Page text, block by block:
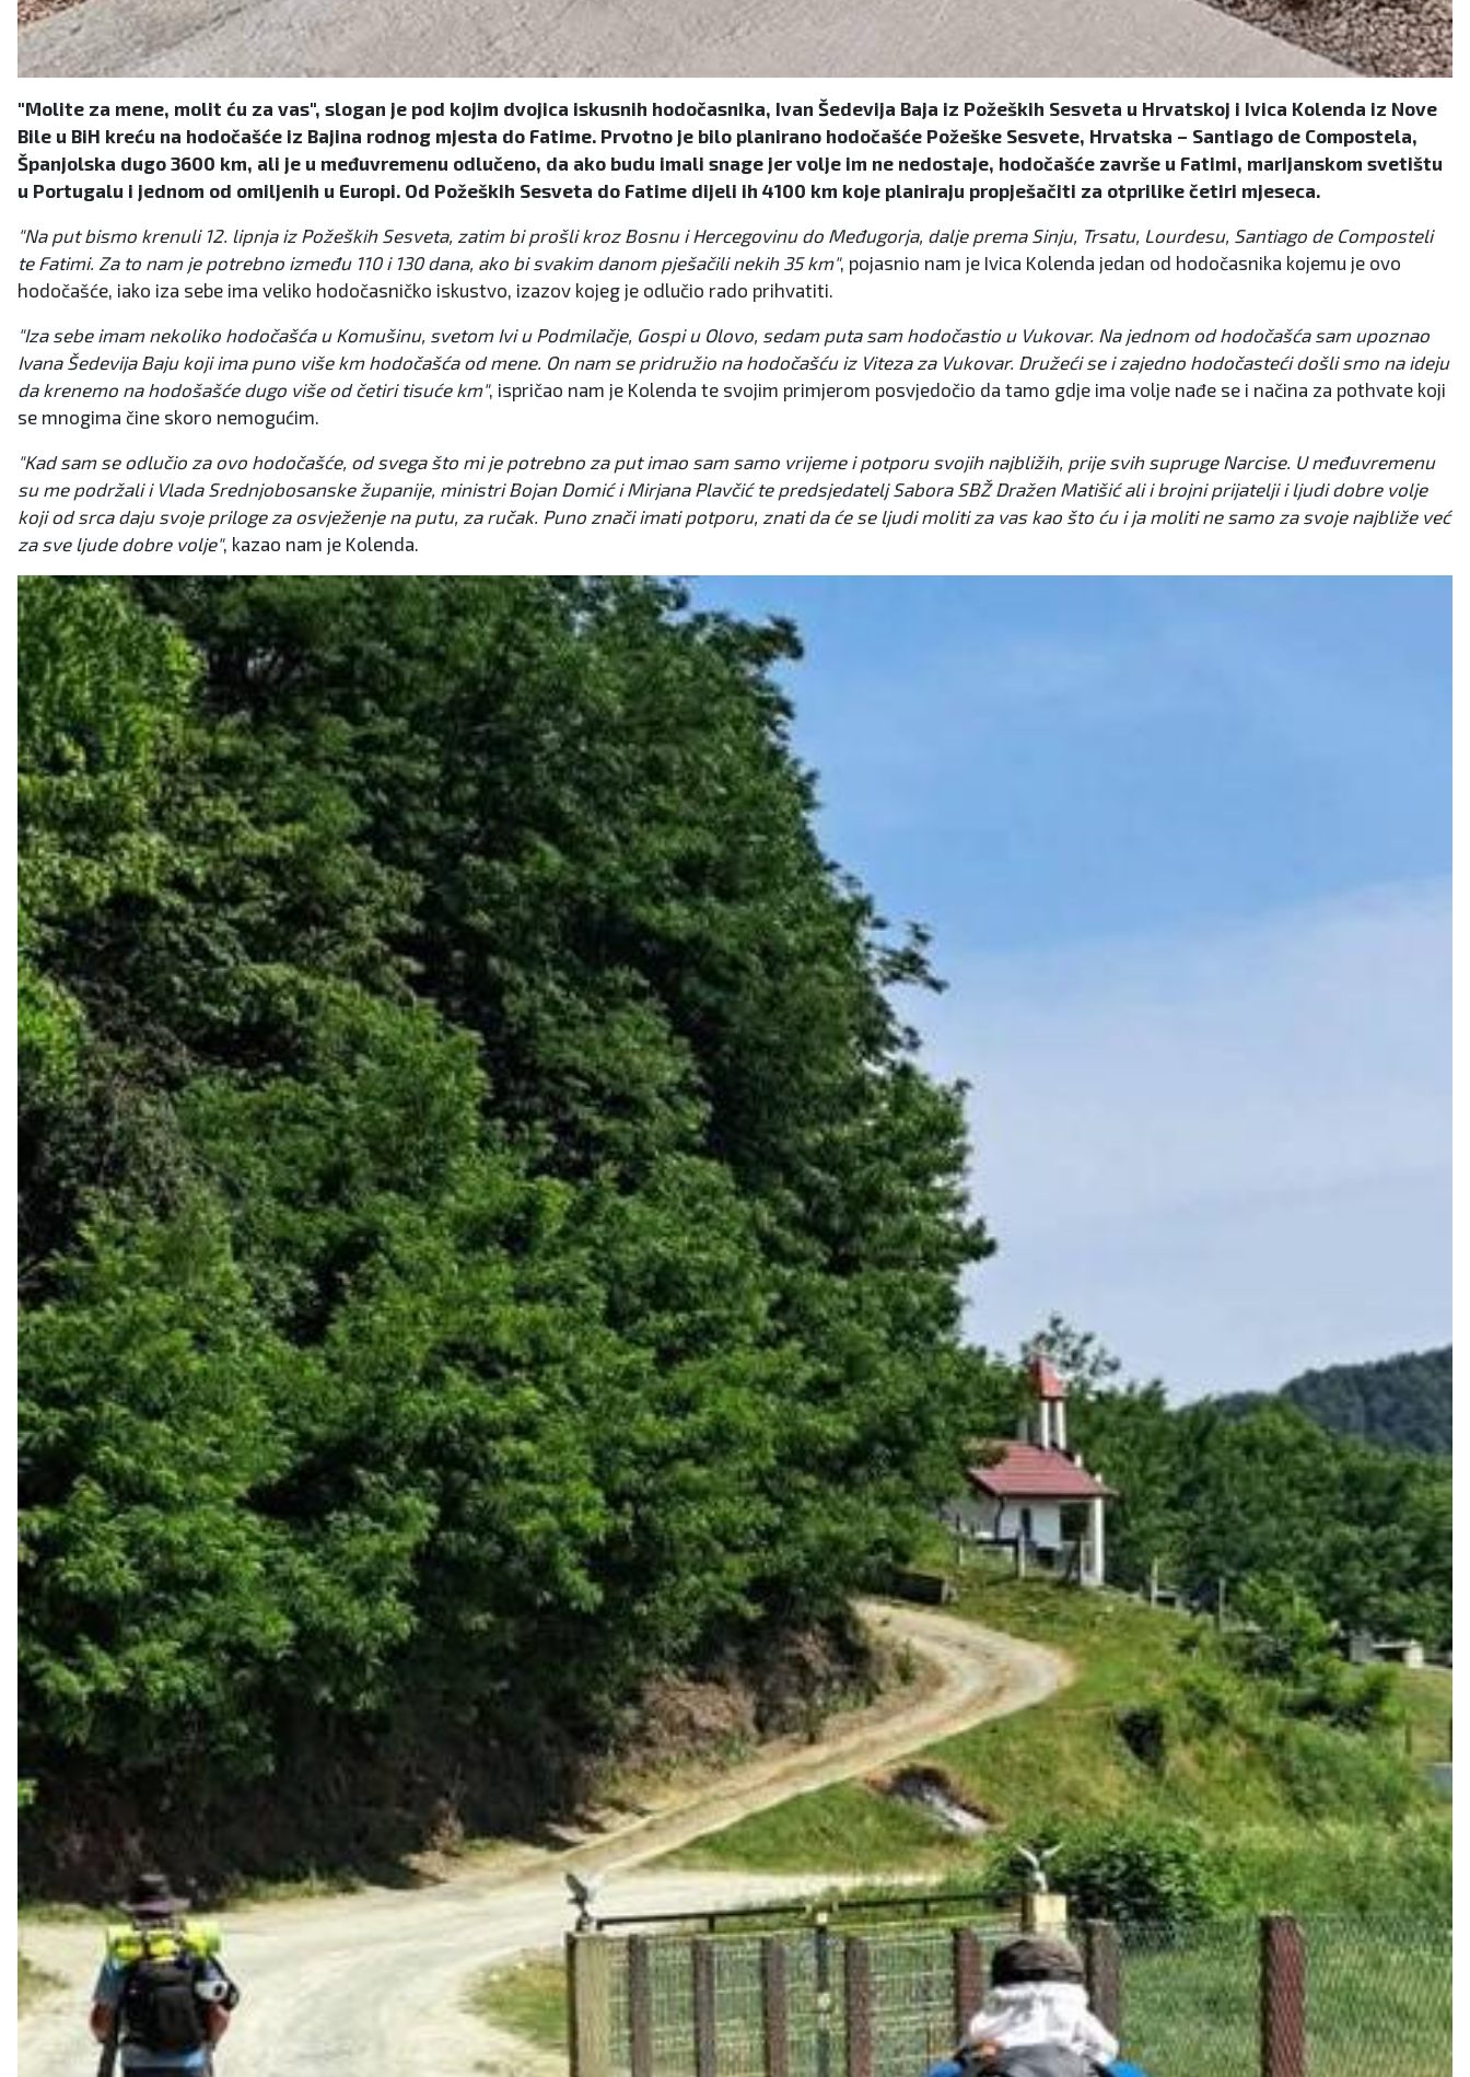
"Molite za mene, molit ću za vas", slogan je pod kojim dvojica iskusnih hodočasnika, Ivan Šedevija Baja iz Požeških Sesveta u Hrvatskoj i Ivica Kolenda iz Nove
Bile u BiH kreću na hodočašće iz Bajina rodnog mjesta do Fatime. Prvotno je bilo planirano hodočašće Požeške Sesvete, Hrvatska – Santiago de Compostela,
Španjolska dugo 3600 km, ali je u međuvremenu odlučeno, da ako budu imali snage jer volje im ne nedostaje, hodočašće završe u Fatimi, marijanskom svetištu
u Portugalu i jednom od omiljenih u Europi. Od Požeških Sesveta do Fatime dijeli ih 4100 km koje planiraju propješačiti za otprilike četiri mjeseca.
"Na put bismo krenuli 12. lipnja iz Požeških Sesveta, zatim bi prošli kroz Bosnu i Hercegovinu do Međugorja, dalje prema Sinju, Trsatu, Lourdesu, Santiago de Composteli
te Fatimi. Za to nam je potrebno između 110 i 130 dana, ako bi svakim danom pješačili nekih 35 km", pojasnio nam je Ivica Kolenda jedan od hodočasnika kojemu je ovo
hodočašće, iako iza sebe ima veliko hodočasničko iskustvo, izazov kojeg je odlučio rado prihvatiti.
"Iza sebe imam nekoliko hodočašća u Komušinu, svetom Ivi u Podmilačje, Gospi u Olovo, sedam puta sam hodočastio u Vukovar. Na jednom od hodočašća sam upoznao
Ivana Šedevija Baju koji ima puno više km hodočašća od mene. On nam se pridružio na hodočašću iz Viteza za Vukovar. Družeći se i zajedno hodočasteći došli smo na ideju
da krenemo na hodošašće dugo više od četiri tisuće km", ispričao nam je Kolenda te svojim primjerom posvjedočio da tamo gdje ima volje nađe se i načina za pothvate koji
se mnogima čine skoro nemogućim.
"Kad sam se odlučio za ovo hodočašće, od svega što mi je potrebno za put imao sam samo vrijeme i potporu svojih najbližih, prije svih supruge Narcise. U međuvremenu
su me podržali i Vlada Srednjobosanske županije, ministri Bojan Domić i Mirjana Plavčić te predsjedatelj Sabora SBŽ Dražen Matišić ali i brojni prijatelji i ljudi dobre volje
koji od srca daju svoje priloge za osvježenje na putu, za ručak. Puno znači imati potporu, znati da će se ljudi moliti za vas kao što ću i ja moliti ne samo za svoje najbliže već
za sve ljude dobre volje", kazao nam je Kolenda.